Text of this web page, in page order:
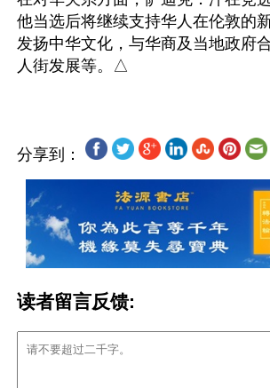
他当选后将继续支持华人在伦敦的
发扬中华文化，与华商及当地政府
分享到：
读者留言反馈: